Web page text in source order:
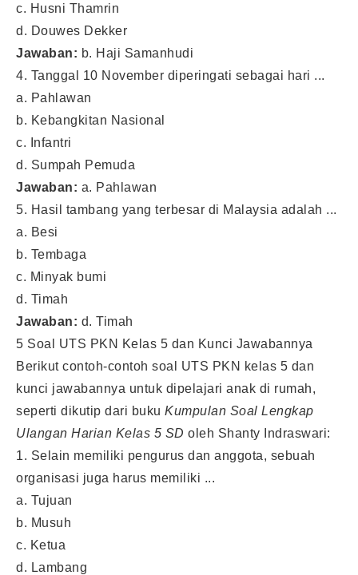
c. Husni Thamrin
d. Douwes Dekker
Jawaban: b. Haji Samanhudi
4. Tanggal 10 November diperingati sebagai hari ...
a. Pahlawan
b. Kebangkitan Nasional
c. Infantri
d. Sumpah Pemuda
Jawaban: a. Pahlawan
5. Hasil tambang yang terbesar di Malaysia adalah ...
a. Besi
b. Tembaga
c. Minyak bumi
d. Timah
Jawaban: d. Timah
5 Soal UTS PKN Kelas 5 dan Kunci Jawabannya
Berikut contoh-contoh soal UTS PKN kelas 5 dan
kunci jawabannya untuk dipelajari anak di rumah,
seperti dikutip dari buku Kumpulan Soal Lengkap
Ulangan Harian Kelas 5 SD oleh Shanty Indraswari:
1. Selain memiliki pengurus dan anggota, sebuah
organisasi juga harus memiliki ...
a. Tujuan
b. Musuh
c. Ketua
d. Lambang